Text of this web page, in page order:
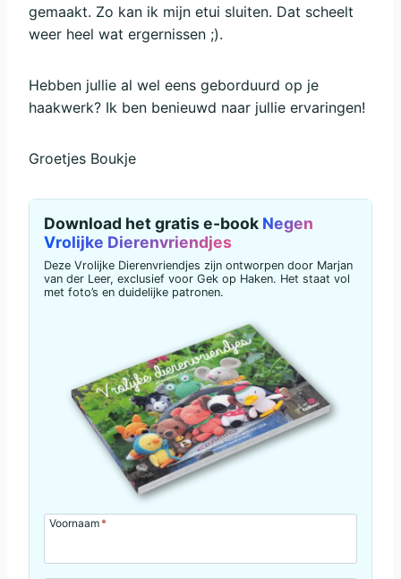
gemaakt. Zo kan ik mijn etui sluiten. Dat scheelt
weer heel wat ergernissen ;).
Hebben jullie al wel eens geborduurd op je
haakwerk? Ik ben benieuwd naar jullie ervaringen!
Groetjes Boukje
Download het gratis e-book Negen
Vrolijke Dierenvriendjes
Deze Vrolijke Dierenvriendjes zijn ontworpen door Marjan
van der Leer, exclusief voor Gek op Haken. Het staat vol
met foto’s en duidelijke patronen.
Voornaam*